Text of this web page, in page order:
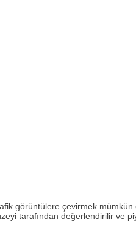
görüntülere çevirmek
tarafından değerlendirilir ve